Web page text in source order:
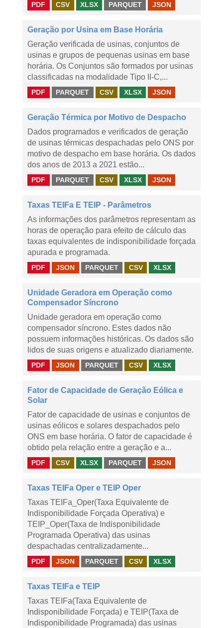
PDF CSV XLSX PARQUET JSON
Geração por Usina em Base Horária
Geração verificada de usinas, conjuntos de
usinas e grupos de pequenas usinas em base
horária. Os Conjuntos são formados por usinas
classificadas na modalidade Tipo II-C,...
PDF PARQUET CSV XLSX JSON
Geração Térmica por Motivo de Despacho
Dados programados e verificados de geração
de usinas térmicas despachadas pelo ONS por
motivo de despacho em base horária. Os dados
dos anos de 2013 a 2021 estão...
PDF PARQUET CSV XLSX JSON
Taxas TEIFa E TEIP - Parâmetros
As informações dos parâmetros representam as
horas de operação para efeito de cálculo das
taxas equivalentes de indisponibilidade forçada
apurada e programada.
PDF JSON PARQUET CSV XLSX
Unidade Geradora em Operação como
Compensador Síncrono
Unidade geradora em operação como
compensador síncrono. Estes dados não
possuem informações históricas. Os dados são
lidos de suas origens e atualizado diariamente.
PDF JSON PARQUET CSV XLSX
Fator de Capacidade de Geração Eólica e
Solar
Fator de capacidade de usinas e conjuntos de
usinas eólicos e solares despachados pelo
ONS em base horária. O fator de capacidade é
obtido pela relação entre a geração e a...
PDF CSV XLSX PARQUET JSON
Taxas TEIFa Oper e TEIP Oper
Taxas TEIFa_Oper(Taxa Equivalente de
Indisponibilidade Forçada Operativa) e
TEIP_Oper(Taxa de Indisponibilidade
Programada Operativa) das usinas
despachadas centralizadamente...
PDF JSON PARQUET CSV XLSX
Taxas TEIFa e TEIP
Taxas TEIFa(Taxa Equivalente de
Indisponibilidade Forçada) e TEIP(Taxa de
Indisponibilidade Programada) das usinas